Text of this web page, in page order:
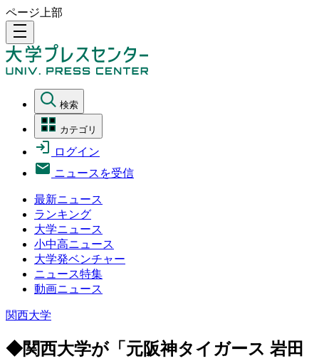
ページ上部
density_medium
検索
カテゴリ
ログイン
ニュースを受信
最新ニュース
ランキング
大学ニュース
小中高ニュース
大学発ベンチャー
ニュース特集
動画ニュース
関西大学
◆関西大学が「元阪神タイガース 岩田